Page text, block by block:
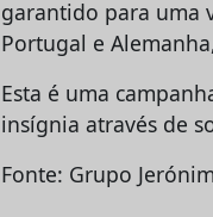
garantido para uma
Portugal e
Esta é uma
insígnia através de
Fonte: Grupo